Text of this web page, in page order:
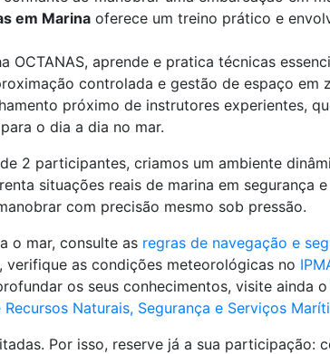
em Marina oferece um treino prático e
OCTANAS, aprende e pratica técnicas
controlada e gestão de espaço em
próximo de instrutores experientes,
o dia a dia no mar.
2 participantes, criamos um ambiente
situações reais de marina em segurança
com precisão mesmo sob pressão.
o mar, consulte as regras de navegação e
verifique as condições meteorológicas no
os seus conhecimentos, visite ainda o
Naturais, Segurança e Serviços
Por isso, reserve já a sua participação: